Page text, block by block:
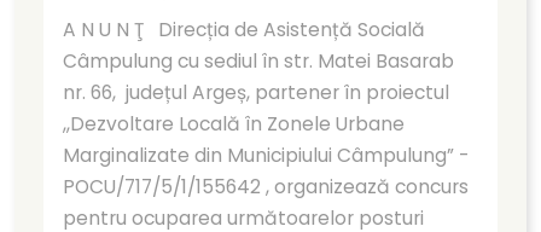
A N U N Ţ Direcția de Asistență Socială
Câmpulung cu sediul în str. Matei Basarab
nr. 66, județul Argeș, partener în proiectul
,,Dezvoltare Locală în Zonele Urbane
Marginalizate din Municipiului Câmpulung” -
POCU/717/5/1/155642 , organizează concurs
pentru ocuparea următoarelor posturi